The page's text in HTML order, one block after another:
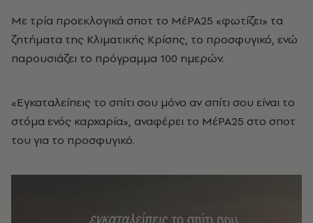
Με τρία προεκλογικά σποτ το ΜέΡΑ25 «φωτίζει» τα
ζητήματα της Κλιματικής Κρίσης, το προσφυγικό, ενώ
παρουσιάζει το πρόγραμμα 100 ημερών.
«Εγκαταλείπεις το σπίτι σου μόνο αν σπίτι σου είναι το
στόμα ενός καρχαρία», αναφέρει το ΜέΡΑ25 στο σποτ
του για το προσφυγικό.